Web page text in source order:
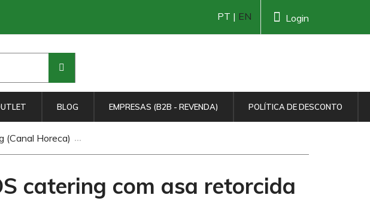
Login
PT | EN
BLOG EMPRESAS (B2B - REVENDA) POLÍTICA DE DESCONTO
(Canal Horeca)
catering com asa retorcida